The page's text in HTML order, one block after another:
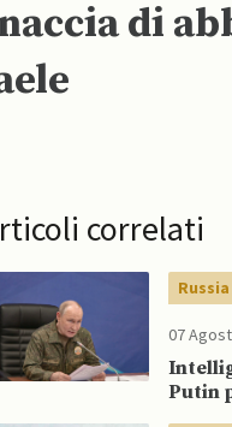
di
correlati
Russia
07
Putin